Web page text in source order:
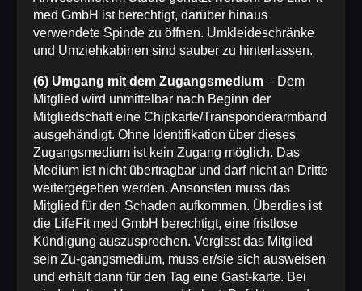
med GmbH ist berechtigt, darüber hinaus
verwendete Spinde zu öffnen. Umkleideschränke
und Umziehkabinen sind sauber zu hinterlassen.
(6) Umgang mit dem Zugangsmedium– Dem
Mitglied wird unmittelbar nach Beginn der
Mitgliedschaft eine Chipkarte/Transponderarmband
ausgehändigt. Ohne Identifikation über dieses
Zugangsmedium ist kein Zugang möglich. Das
Medium ist nicht übertragbar und darf nicht an Dritte
weitergegeben werden. Ansonsten muss das
Mitglied für den Schaden aufkommen. Überdies ist
die LifeFit med GmbH berechtigt, eine fristlose
Kündigung auszusprechen. Vergisst das Mitglied
sein Zu-gangsmedium, muss er/sie sich ausweisen
und erhält dann für den Tag eine Gast-karte. Bei